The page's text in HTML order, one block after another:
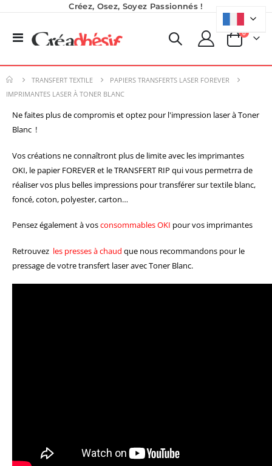
Créez, Osez, Soyez Passionnés !
Basculer
Panier
0produits
TRANSFERT TEXTILE
PAPIERS TRANSFERTS LASER FOREVER
IMPRIMANTES LASER À TONER BLANC
Ne faites plus de compromis et optez pour l'impression laser à Toner
Blanc !
Vos créations ne connaîtront plus de limite avec les imprimantes
OKI, le papier FOREVER et le TRANSFERT RIP qui vous permetrra de
réaliser vos plus belles impressions pour transférer sur textile blanc,
foncé, coton, polyester, carton…
Pensez également à vosconsommables OKI pour vos imprimantes
Retrouvez les presses à chaud que nous recommandons pour le
pressage de votre transfert laser avec Toner Blanc.
59,99 €
49,99 €
Formation en présentiel (demi-journée)
Planche de Transfert DTF UV - Format A3 - 27 x 42 cm
9,50 €
7,92 €
À partir de
9,90 €
49,00 €